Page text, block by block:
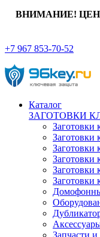
ВНИМАНИЕ!
+7 967 853-70-52
Каталог
ЗАГОТОВКИ
Заготовки
Заготовки
Заготовки
Заготовки
Заготовки
Запчасти